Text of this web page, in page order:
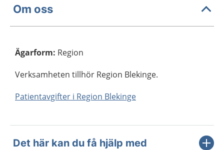
Om oss
Ägarform: Region
Verksamheten tillhör Region Blekinge.
Patientavgifter i Region Blekinge
Det här kan du få hjälp med